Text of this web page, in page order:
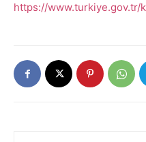
https://